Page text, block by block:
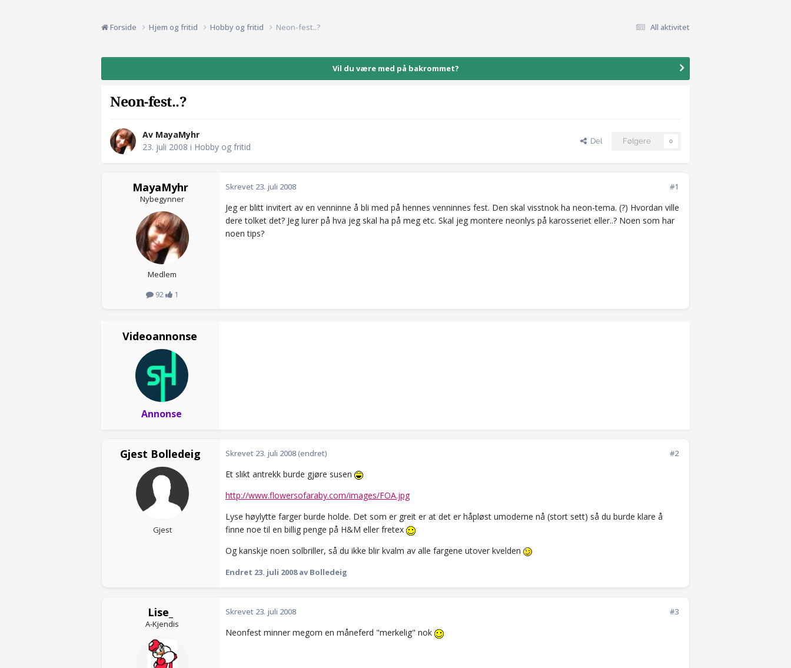
All aktivitet
Forside Hjem og fritid Hobby og fritid Neon-fest..?
Vil du være med på bakrommet?
Neon-fest..?
Av MayaMyhr
23. juli 2008 i Hobby og fritid
Del Følgere 0
MayaMyhr
Nybegynner
Medlem
92
1
#1
Skrevet 23. juli 2008
Jeg er blitt invitert av en venninne å bli med på hennes venninnes fest. Den skal visstnok ha neon-tema. (?) Hvordan ville
dere tolket det? Jeg lurer på hva jeg skal ha på meg etc. Skal jeg montere neonlys på karosseriet eller..? Noen som har
noen tips?
Videoannonse
Annonse
Gjest Bolledeig
Gjest
#2
Skrevet 23. juli 2008(endret)
Et slikt antrekk burde gjøre susen
http://www.flowersofaraby.com/images/FOA.jpg
Lyse høylytte farger burde holde. Det som er greit er at det er håpløst umoderne nå (stort sett) så du burde klare å
finne noe til en billig penge på H&M eller fretex
Og kanskje noen solbriller, så du ikke blir kvalm av alle fargene utover kvelden
Endret 23. juli 2008av Bolledeig
Lise_
A-Kjendis
#3
Skrevet 23. juli 2008
Neonfest minner megom en måneferd "merkelig" nok